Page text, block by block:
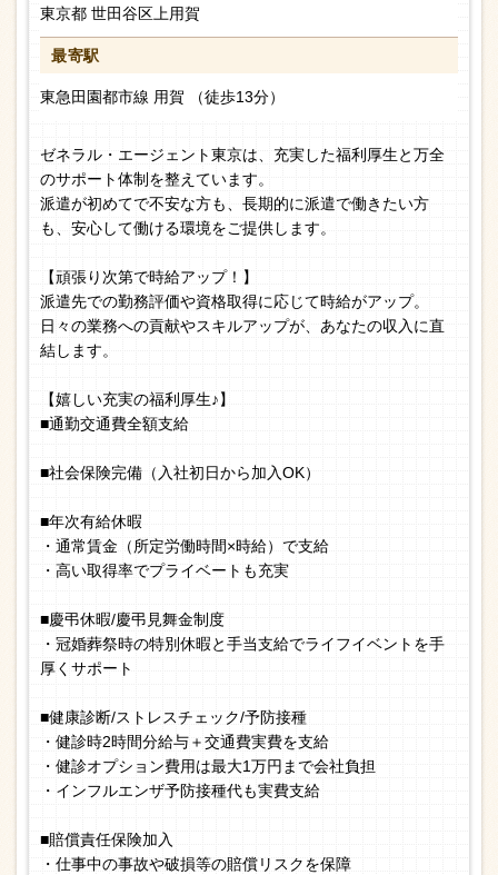
東京都 世田谷区上用賀
最寄駅
東急田園都市線 用賀 （徒歩13分）
ゼネラル・エージェント東京は、充実した福利厚生と万全
のサポート体制を整えています。
派遣が初めてで不安な方も、長期的に派遣で働きたい方
も、安心して働ける環境をご提供します。
【頑張り次第で時給アップ！】
派遣先での勤務評価や資格取得に応じて時給がアップ。
日々の業務への貢献やスキルアップが、あなたの収入に直
結します。
【嬉しい充実の福利厚生♪】
■通勤交通費全額支給
■社会保険完備（入社初日から加入OK）
■年次有給休暇
・通常賃金（所定労働時間×時給）で支給
・高い取得率でプライベートも充実
■慶弔休暇/慶弔見舞金制度
・冠婚葬祭時の特別休暇と手当支給でライフイベントを手
厚くサポート
■健康診断/ストレスチェック/予防接種
・健診時2時間分給与＋交通費実費を支給
・健診オプション費用は最大1万円まで会社負担
・インフルエンザ予防接種代も実費支給
■賠償責任保険加入
・仕事中の事故や破損等の賠償リスクを保障